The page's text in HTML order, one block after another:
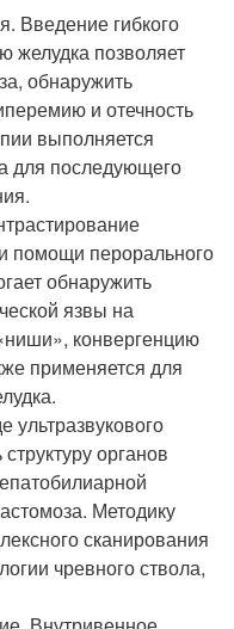
Введение гибкого
желудка позволяет
обнаружить
и отечность
выполняется
для последующего
помощи перорального
обнаружить
язвы на
конвергенцию
применяется для
органов
Методику
сканирования
чревного ствола,